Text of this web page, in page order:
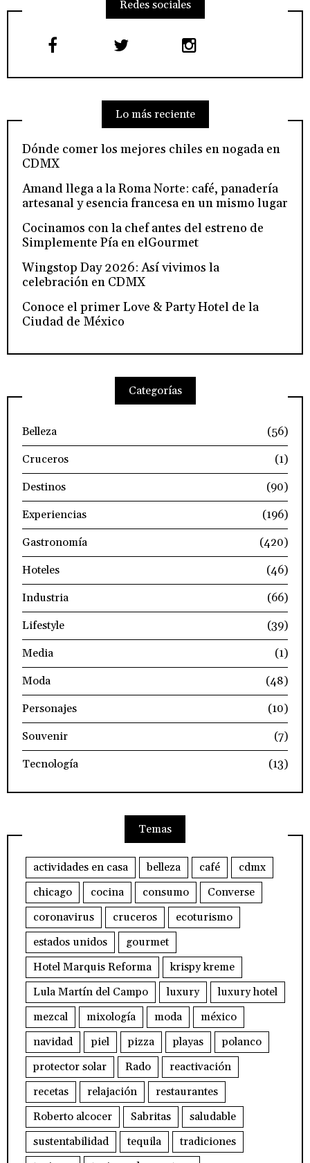
Redes sociales
Lo más reciente
Dónde comer los mejores chiles en nogada en
CDMX
Amand llega a la Roma Norte: café, panadería
artesanal y esencia francesa en un mismo lugar
Cocinamos con la chef antes del estreno de
Simplemente Pía en elGourmet
Wingstop Day 2026: Así vivimos la
celebración en CDMX
Conoce el primer Love & Party Hotel de la
Ciudad de México
Categorías
Belleza
(56)
Cruceros
(1)
Destinos
(90)
Experiencias
(196)
Gastronomía
(420)
Hoteles
(46)
Industria
(66)
Lifestyle
(39)
Media
(1)
Moda
(48)
Personajes
(10)
Souvenir
(7)
Tecnología
(13)
Temas
actividades en casa belleza café
cdmx
chicago
cocina consumo
Converse
coronavirus
cruceros
ecoturismo
estados unidos
gourmet
Hotel Marquis Reforma
krispy kreme
Lula Martín del Campo
luxury
luxury hotel
mezcal
mixología moda
méxico
navidad
piel pizza playas
polanco
protector solar
Rado
reactivación
recetas
relajación
restaurantes
Roberto alcocer
Sabritas
saludable
sustentabilidad
tequila
tradiciones